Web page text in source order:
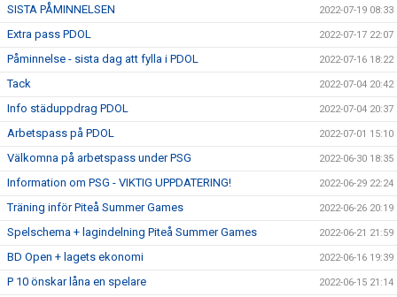
SISTA PÅMINNELSEN 2022-07-19 08:33
Extra pass PDOL 2022-07-17 22:07
Påminnelse - sista dag att fylla i PDOL 2022-07-16 18:22
Tack 2022-07-04 20:42
Info städuppdrag PDOL 2022-07-04 20:37
Arbetspass på PDOL 2022-07-01 15:10
Välkomna på arbetspass under PSG 2022-06-30 18:35
Information om PSG - VIKTIG UPPDATERING! 2022-06-29 22:24
Träning inför Piteå Summer Games 2022-06-26 20:19
Spelschema + lagindelning Piteå Summer Games 2022-06-21 21:59
BD Open + lagets ekonomi 2022-06-16 19:39
P 10 önskar låna en spelare 2022-06-15 21:14